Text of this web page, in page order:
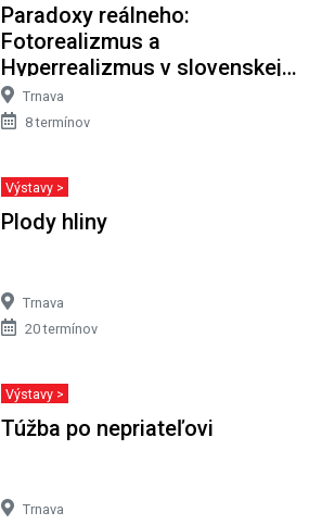
Paradoxy reálneho:
Fotorealizmus a
Hyperrealizmus v slovenskej
maľbe
Trnava
8 termínov
Výstavy >
Plody hliny
Trnava
20 termínov
Výstavy >
Túžba po nepriateľovi
Trnava